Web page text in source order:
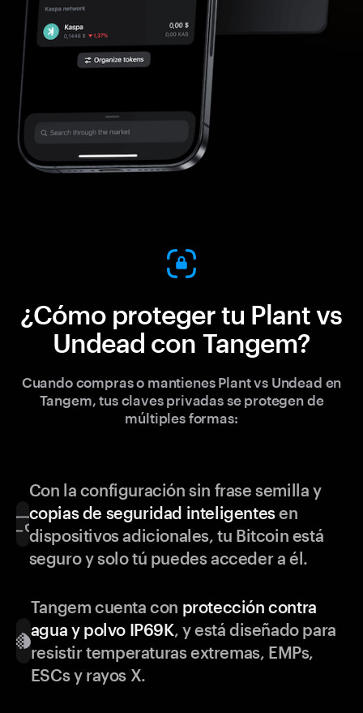
¿Cómo proteger tu Plant vs
Undead con Tangem?
Cuando compras o mantienes Plant vs Undead en
Tangem, tus claves privadas se protegen de
múltiples formas:
Con la configuración sin frase semilla y
copias de seguridad inteligentesen
dispositivos adicionales, tu Bitcoin está
seguro y solo tú puedes acceder a él.
Tangem cuenta con protección contra
agua y polvo IP69K, y está diseñado para
resistir temperaturas extremas, EMPs,
ESCs y rayos X.